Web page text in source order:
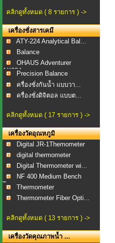
คลิกดูทั้งหมด ( 8 รายการ ) ->
เครื่องชั่งสารเคมี
ATY-224 Analytical Bal...
Balance
OHAUS Adventurer
AX224...Precision Balance
ครื่องชั่งกันน้ำ แบบวา...
ครื่องชั่งดิจิตอล แบบต...
คลิกดูทั้งหมด ( 17 รายการ ) ->
เครื่องวัดอุณหภูมิ
Digital JR-1Themometer
digital thermometer
Digital Thermometer wi...
NF 400 Medium Bench
To...
Thermometer
Thermometer Fiber Opti...
คลิกดูทั้งหมด ( 13 รายการ ) ->
เครื่องวัดคุณภาพน้ำ ...